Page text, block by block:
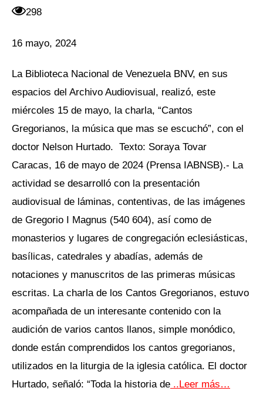
298
16 mayo, 2024
La Biblioteca Nacional de Venezuela BNV, en sus
espacios del Archivo Audiovisual, realizó, este
miércoles 15 de mayo, la charla, “Cantos
Gregorianos, la música que mas se escuchó”, con el
doctor Nelson Hurtado. Texto: Soraya Tovar
Caracas, 16 de mayo de 2024 (Prensa IABNSB).- La
actividad se desarrolló con la presentación
audiovisual de láminas, contentivas, de las imágenes
de Gregorio I Magnus (540 604), así como de
monasterios y lugares de congregación eclesiásticas,
basílicas, catedrales y abadías, además de
notaciones y manuscritos de las primeras músicas
escritas. La charla de los Cantos Gregorianos, estuvo
acompañada de un interesante contenido con la
audición de varios cantos llanos, simple monódico,
donde están comprendidos los cantos gregorianos,
utilizados en la liturgia de la iglesia católica. El doctor
Hurtado, señaló: “Toda la historia de ..Leer más…